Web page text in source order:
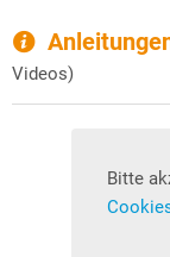
Videos)
Bitte